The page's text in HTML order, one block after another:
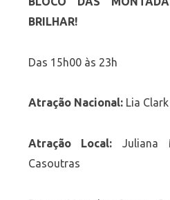
BRILHAR!
Das 15h00 às 23h
Atração Nacional:Lia Clark
Atração Local: Juliana
Casoutras